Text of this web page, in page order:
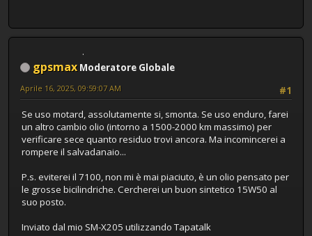
gpsmax Moderatore Globale
#1
Aprile 16, 2025, 09:59:07 AM
Se uso motard, assolutamente si, smonta. Se uso enduro, farei
un altro cambio olio (intorno a 1500-2000 km massimo) per
verificare sece quanto residuo trovi ancora. Ma incomincerei a
rompere il salvadanaio...
P.s. eviterei il 7100, non mi è mai piaciuto, è un olio pensato per
le grosse bicilindriche. Cercherei un buon sintetico 15W50 al
suo posto.
Inviato dal mio SM-X205 utilizzando Tapatalk